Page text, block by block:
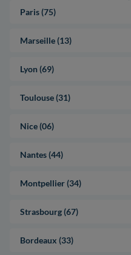
Paris (75)
Marseille (13)
Lyon (69)
Toulouse (31)
Nice (06)
Nantes (44)
Montpellier (34)
Strasbourg (67)
Bordeaux (33)